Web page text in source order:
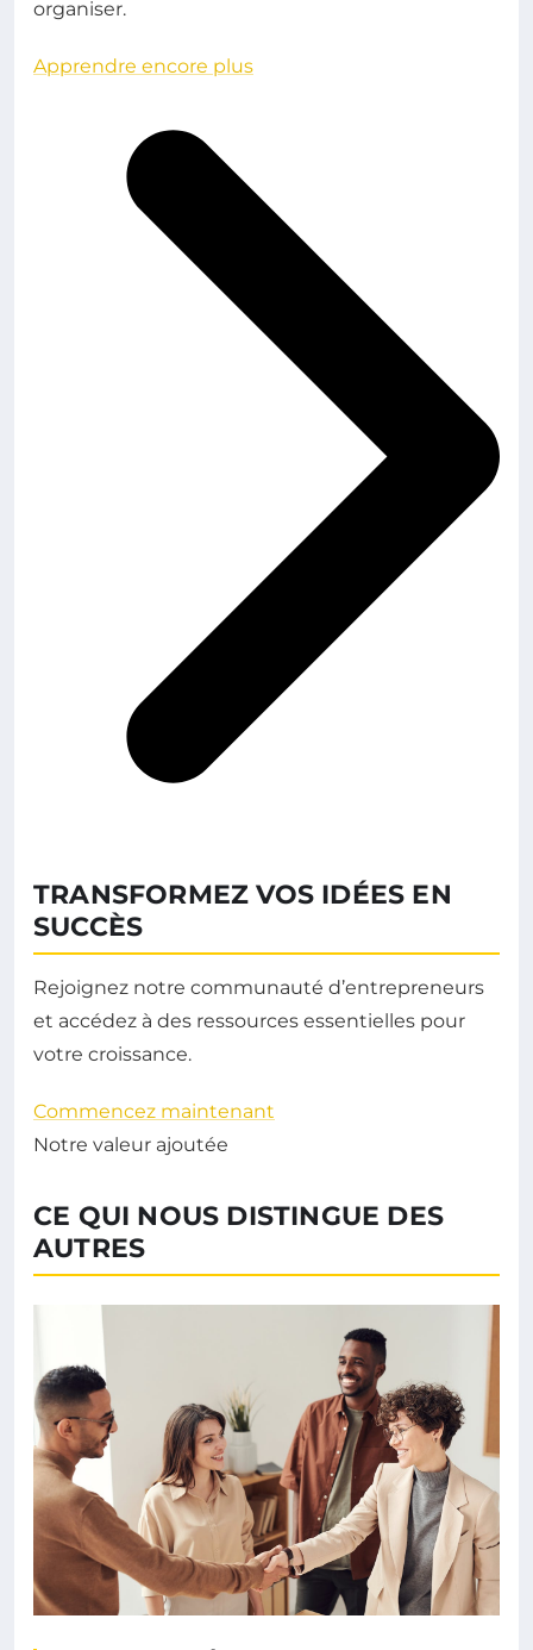
organiser.
Apprendre encore plus
TRANSFORMEZ VOS IDÉES EN
SUCCÈS
Rejoignez notre communauté d’entrepreneurs
et accédez à des ressources essentielles pour
votre croissance.
Commencez maintenant
Notre valeur ajoutée
CE QUI NOUS DISTINGUE DES
AUTRES